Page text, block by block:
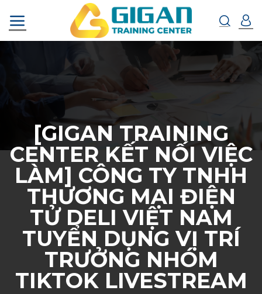
đến
[GIGAN TRAINING
CENTER KẾT NỐI VIỆC
LÀM] CÔNG TY TNHH
THƯƠNG MẠI ĐIỆN
TỬ DELI VIỆT NAM
TUYỂN DỤNG VỊ TRÍ
TRƯỞNG NHÓM
TIKTOK LIVESTREAM